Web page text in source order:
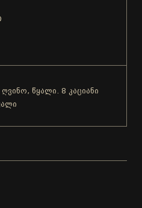
წყალი. 8 კაციანი